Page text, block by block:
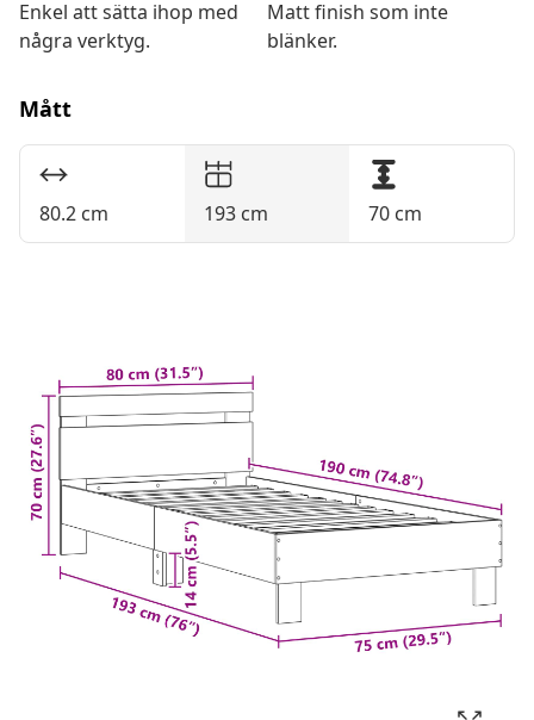
Enkel att sätta ihop med
några verktyg.
Matt finish som inte
blänker.
Mått
80.2 cm 193 cm 70 cm